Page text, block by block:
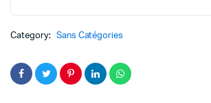
Électrique
Connecteur
quantity
Category: Sans Catégories